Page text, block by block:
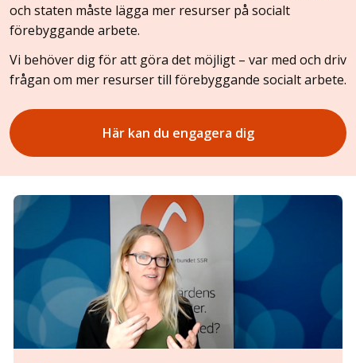
och staten måste lägga mer resurser på socialt
förebyggande arbete.
Vi behöver dig för att göra det möjligt – var med och driv
frågan om mer resurser till förebyggande socialt arbete.
Här kan du engagera dig